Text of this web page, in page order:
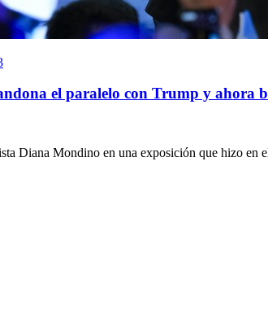
el paralelo con Trump y ahora
Diana Mondino en una exposición que hizo en